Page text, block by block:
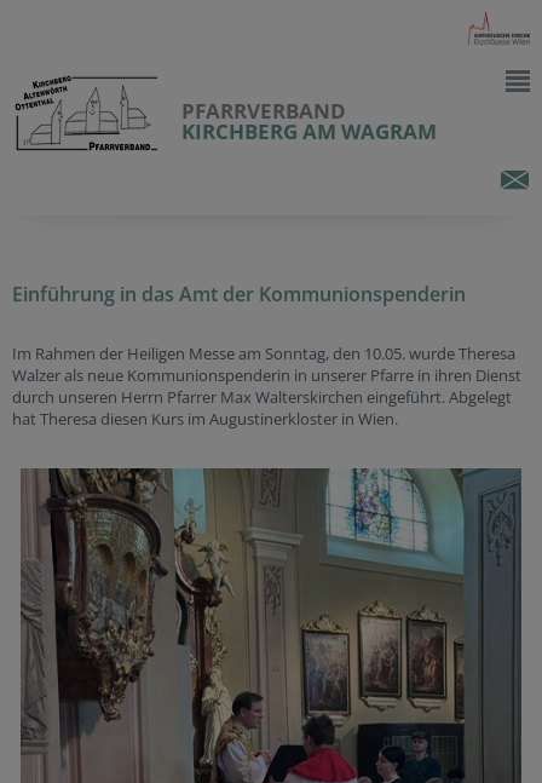
PFARRVERBAND
KIRCHBERG AM WAGRAM
Einführung in das Amt der Kommunionspenderin
Im Rahmen der Heiligen Messe am Sonntag, den 10.05. wurde Theresa
Walzer als neue Kommunionspenderin in unserer Pfarre in ihren Dienst
durch unseren Herrn Pfarrer Max Walterskirchen eingeführt. Abgelegt
hat Theresa diesen Kurs im Augustinerkloster in Wien.